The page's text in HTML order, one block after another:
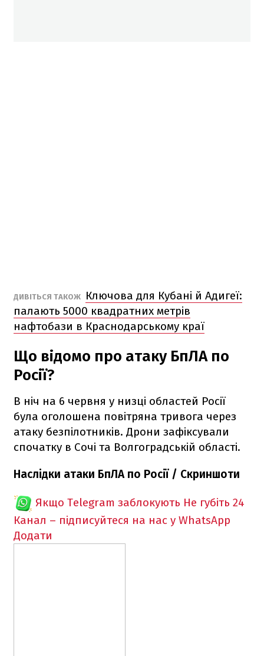
ДИВІТЬСЯ ТАКОЖ
Ключова для Кубані й Адигеї:
палають 5000 квадратних метрів
нафтобази в Краснодарському краї
Що відомо про атаку БпЛА по
Росії?
В ніч на 6 червня у низці областей Росії
була оголошена повітряна тривога через
атаку безпілотників. Дрони зафіксували
спочатку в Сочі та Волгоградській області.
Наслідки атаки БпЛА по Росії / Скриншоти
Якщо Telegram заблокують Не губіть 24
Канал – підписуйтеся на нас у WhatsApp
Додати